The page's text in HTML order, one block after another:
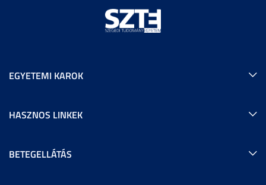
EGYETEMI KAROK
HASZNOS LINKEK
BETEGELLÁTÁS